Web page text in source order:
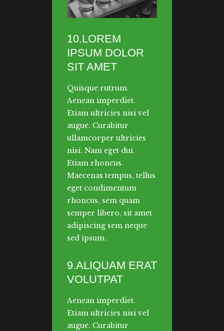
10.LOREM
IPSUM DOLOR
SIT AMET
Quisque rutrum.
Aenean imperdiet.
Etiam ultricies nisi vel
augue. Curabitur
ullamcorper ultricies
nisi. Nam eget dui.
Etiam rhoncus.
Maecenas tempus, tellus
eget condimentum
rhoncus, sem quam
semper libero, sit amet
adipiscing sem neque
sed ipsum.
9.ALIQUAM ERAT
VOLUTPAT
Aenean imperdiet.
Etiam ultricies nisi vel
augue. Curabitur